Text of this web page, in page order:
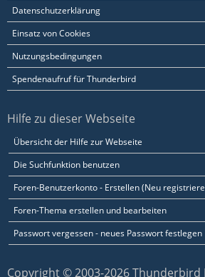
Datenschutzerklärung
Einsatz von Cookies
Nutzungsbedingungen
Spendenaufruf für Thunderbird
Hilfe zu dieser Webseite
Übersicht der Hilfe zur Webseite
Die Suchfunktion benutzen
Foren-Benutzerkonto - Erstellen (Neu
Foren-Thema erstellen und bearbeiten
Passwort vergessen - neues Passwort festlegen
Copyright © 2003-2026 Thunderbird